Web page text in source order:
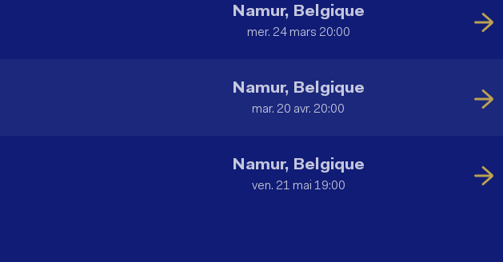
Namur, Belgique
mer. 24 mars 20:00
Namur, Belgique
mar. 20 avr. 20:00
Namur, Belgique
ven. 21 mai 19:00